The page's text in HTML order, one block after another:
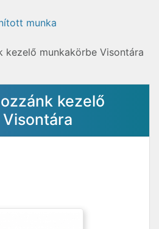
munka
kezelő munkakörbe Visontára
kezelő